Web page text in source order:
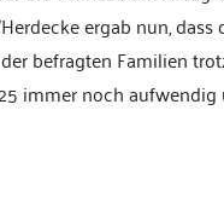
ergab nun, dass
befragten Familien
immer noch